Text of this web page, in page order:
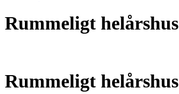
Rummeligt helårshus
Rummeligt helårshus